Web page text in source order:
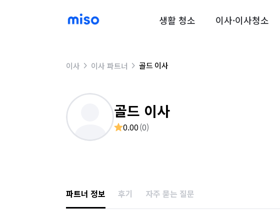
생활 청소 이사·이사청소
이사 이사 파트너 골드 이사
골드 이사
0.00(0)
파트너 정보 후기 자주 묻는 질문